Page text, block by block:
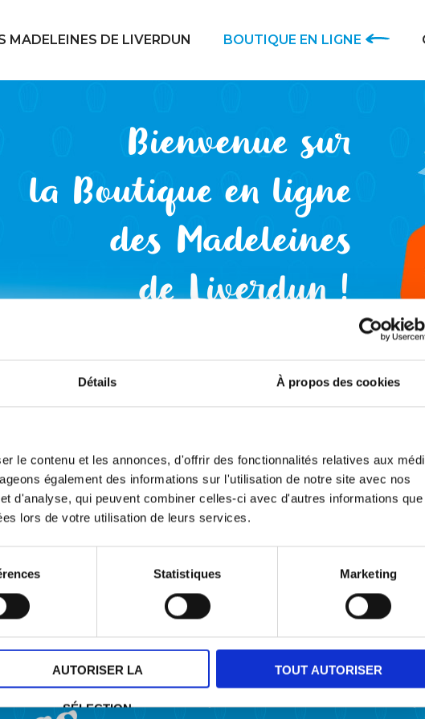
Détails À propos des cookies
le contenu et les annonces, d'offrir des fonctionnalités relatives aux
également des informations sur l'utilisation de notre site avec nos
d'analyse, qui peuvent combiner celles-ci avec d'autres informations que
lors de votre utilisation de leurs services.
Statistiques Marketing
AUTORISER LA
SÉLECTION
TOUT AUTORISER
MADELEINES DE LIVERDUN BOUTIQUE EN LIGNE
Bienvenue sur
la Boutique en ligne
des Madeleines
de Liverdun !
Notre entreprise